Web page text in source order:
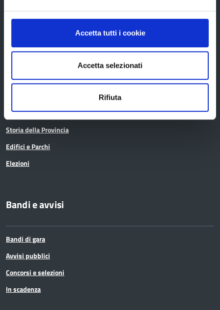
Accetta tutti i cookie
Accetta selezionati
Rifiuta
Statuto e Regolamenti
Uffici e orari
Storia della Provincia
Edifici e Parchi
Elezioni
Bandi e avvisi
Bandi di gara
Avvisi pubblici
Concorsi e selezioni
In scadenza